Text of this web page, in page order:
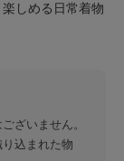
しめる日常着物
ざいません。
込まれた物